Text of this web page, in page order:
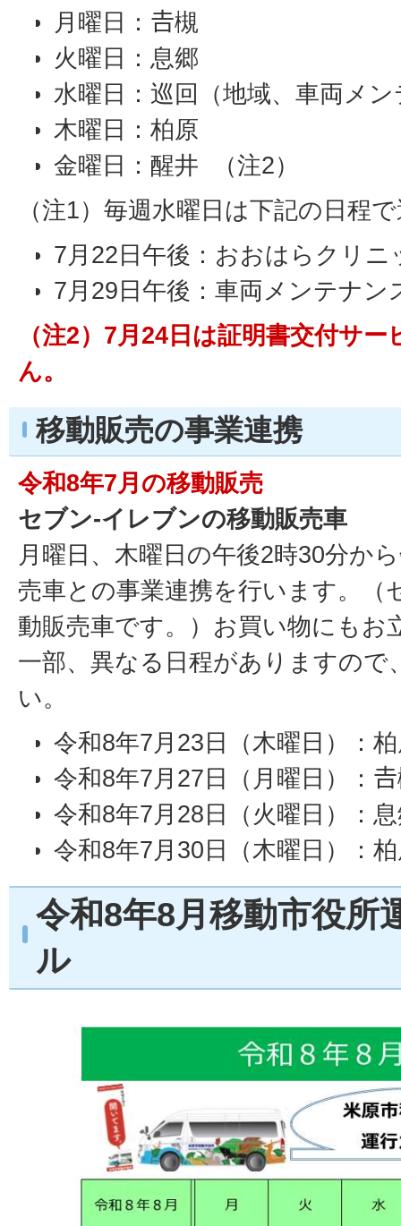
月曜日：𠮷槻
火曜日：息郷
水曜日：巡回（地域、車両メ
木曜日：柏原
金曜日：醒井 （注2）
（注1）毎週水曜日は下記の日程
7月22日午後：おおはらクリニ
7月29日午後：車両メンテナン
（注2）7月24日は証明書交付サ
ん。
移動販売の事業連携
令和8年7月の移動販売
セブン-イレブンの移動販売車
月曜日、木曜日の午後2時30分か
売車との事業連携を行います。（
動販売車です。）お買い物にもお
一部、異なる日程がありますので
い。
令和8年7月23日（木曜日）：
令和8年7月27日（月曜日）：
令和8年7月28日（火曜日）：
令和8年7月30日（木曜日）：
令和8年8月移動市役所
ル